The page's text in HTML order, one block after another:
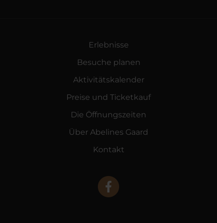
Erlebnisse
Besuche planen
Aktivitätskalender
Preise und Ticketkauf
Die Öffnungszeiten
Über Abelines Gaard
Kontakt